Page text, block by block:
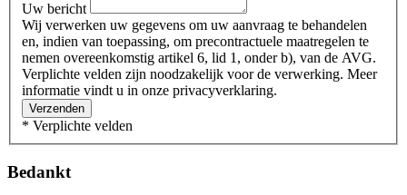
Uw bericht
Wij verwerken uw gegevens om uw aanvraag te behandelen
en, indien van toepassing, om precontractuele maatregelen te
nemen overeenkomstig artikel 6, lid 1, onder b), van de AVG.
Verplichte velden zijn noodzakelijk voor de verwerking. Meer
informatie vindt u in onze privacyverklaring.
Verzenden
* Verplichte velden
Bedankt